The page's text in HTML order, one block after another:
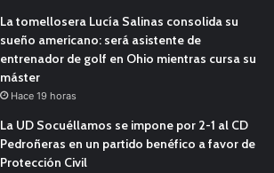
La tomellosera Lucía Salinas consolida su
sueño americano: será asistente de
entrenador de golf en Ohio mientras cursa su
máster
Hace 19 horas
La UD Socuéllamos se impone por 2-1 al CD
Pedroñeras en un partido benéfico a favor de
Protección Civil